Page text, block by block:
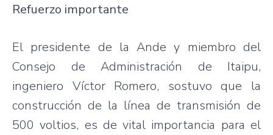
Refuerzo importante
El presidente de la Ande y miembro del
Consejo de Administración de Itaipu,
ingeniero Víctor Romero, sostuvo que la
construcción de la línea de transmisión de
500 voltios, es de vital importancia para el